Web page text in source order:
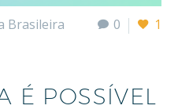
0 1
Brasileira
É POSSÍVEL